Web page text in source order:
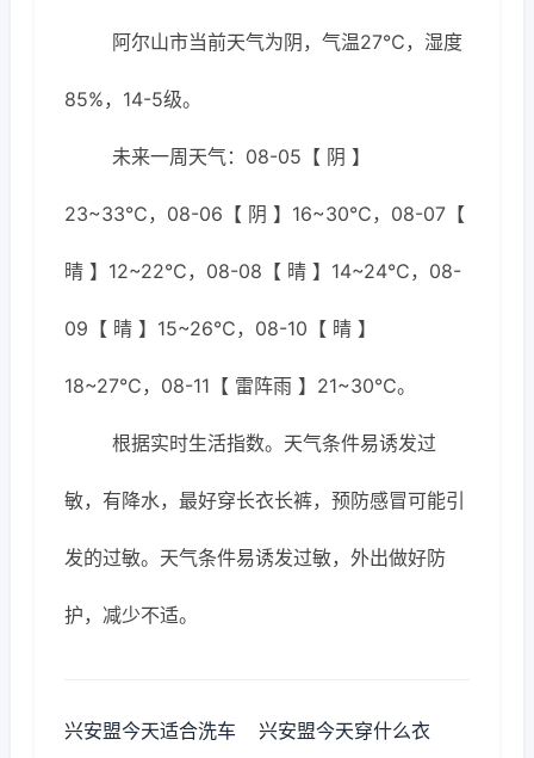
阿尔山市当前天气为阴，气温27℃，湿度
85%，14-5级。
未来一周天气：08-05【 阴 】
23~33℃，08-06【 阴 】16~30℃，08-07【
晴 】12~22℃，08-08【 晴 】14~24℃，08-
09【 晴 】15~26℃，08-10【 晴 】
18~27℃，08-11【 雷阵雨 】21~30℃。
根据实时生活指数。天气条件易诱发过
敏，有降水，最好穿长衣长裤，预防感冒可能引
发的过敏。天气条件易诱发过敏，外出做好防
护，减少不适。
兴安盟今天适合洗车 兴安盟今天穿什么衣